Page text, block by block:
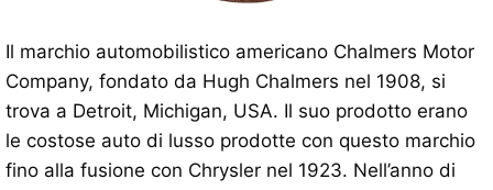
Il marchio automobilistico americano Chalmers Motor
Company, fondato da Hugh Chalmers nel 1908, si
trova a Detroit, Michigan, USA. Il suo prodotto erano
le costose auto di lusso prodotte con questo marchio
fino alla fusione con Chrysler nel 1923. Nell’anno di